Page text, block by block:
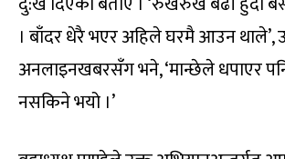
। बाँदर धेरै भएर अहिले घरमै आउन थाले’,
अनलाइनखबरसँग भने, ‘मान्छेले धपाएर
नसकिने भयो ।’